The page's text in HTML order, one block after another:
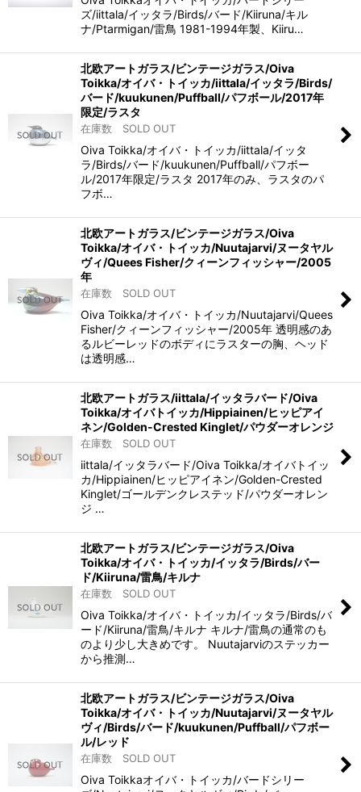
ズ/iittala/イッタラ/Birds/バード/Kiiruna/キル
ナ/Ptarmigan/雷鳥 1981-1994年製、Kiiru…
北欧アートガラス/ビンテージガラス/Oiva
Toikka/オイバ・トイッカ/iittala/イッタラ/Birds/
バード/kuukunen/Puffball/パフボール/2017年
限定/ラスタ
在庫数 SOLD OUT
Oiva Toikka/オイバ・トイッカ/iittala/イッタ
ラ/Birds/バード/kuukunen/Puffball/パフボー
ル/2017年限定/ラスタ 2017年のみ、ラスタのパ
フボ…
北欧アートガラス/ビンテージガラス/Oiva
Toikka/オイバ・トイッカ/Nuutajarvi/ヌータヤル
ヴィ/Quees Fisher/クィーンフィッシャー/2005
年
在庫数 SOLD OUT
Oiva Toikka/オイバ・トイッカ/Nuutajarvi/Quees
Fisher/クィーンフィッシャー/2005年 透明感のあ
るルビーレッドのボディにラスターの胸、ヘッド
は透明感…
北欧アートガラス/iittala/イッタラバード/Oiva
Toikka/オイバトイッカ/Hippiainen/ヒッピアイ
ネン/Golden-Crested Kinglet/パウダーオレンジ
在庫数 SOLD OUT
iittala/イッタラバード/Oiva Toikka/オイバトイッ
カ/Hippiainen/ヒッピアイネン/Golden-Crested
Kinglet/ゴールデンクレステッド/パウダーオレン
ジ …
北欧アートガラス/ビンテージガラス/Oiva
Toikka/オイバ・トイッカ/イッタラ/Birds/バー
ド/Kiiruna/雷鳥/キルナ
在庫数 SOLD OUT
Oiva Toikka/オイバ・トイッカ/イッタラ/Birds/バ
ード/Kiiruna/雷鳥/キルナ キルナ/雷鳥の通常のも
のより少し大きめです。 Nuutajarviのステッカー
から推測…
北欧アートガラス/ビンテージガラス/Oiva
Toikka/オイバ・トイッカ/Nuutajarvi/ヌータヤル
ヴィ/Birds/バード/kuukunen/Puffball/パフボー
ル/レッド
在庫数 SOLD OUT
Oiva Toikkaオイバ・トイッカ/バードシリー